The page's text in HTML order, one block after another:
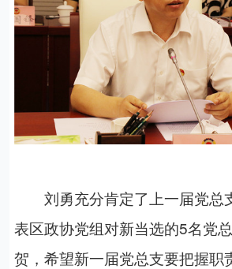
刘勇充分肯定了上一届党总
表区政协党组对新当选的5名党
贺，希望新一届党总支要把握职